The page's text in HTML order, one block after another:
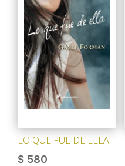
LO QUE FUE DE ELLA
$ 580